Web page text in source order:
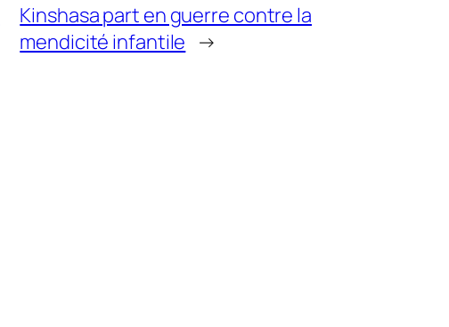
Kinshasa part en guerre contre la
mendicité infantile →